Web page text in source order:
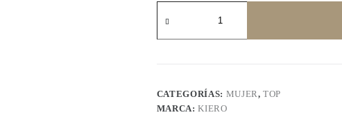
7204
CATEGORÍAS: MUJER,TOP
MARCA:KIERO